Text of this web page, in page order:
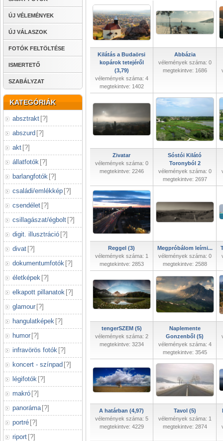
ÚJ VÉLEMÉNYEK
ÚJ VÁLASZOK
FOTÓK FELTÖLTÉSE
ISMERTETŐ
SZABÁLYZAT
KATEGÓRIÁK
absztrakt [?]
abszurd [?]
akt [?]
állatfotók [?]
barlangfotók [?]
családi/emlékkép [?]
csendélet [?]
csillagászat/égbolt [?]
digit. illusztráció [?]
divat [?]
dokumentumfotók [?]
életképek [?]
elkapott pillanatok [?]
glamour [?]
hangulatképek [?]
humor [?]
infravörös fotók [?]
koncert - színpad [?]
légifotók [?]
makró [?]
panoráma [?]
portré [?]
riport [?]
Kilátás a Budaörsi
kopárok tetejéről
(3,79)
vélemények száma: 4
megtekintve: 1402
Abbázia
vélemények száma: 0
megtekintve: 1686
Zivatar
vélemények száma: 0
megtekintve: 2246
Sóstói Kilátó
Toronyból 2
vélemények száma: 0
megtekintve: 2697
Reggel (3)
vélemények száma: 1
megtekintve: 2853
Megpróbálom leírni...
vélemények száma: 0
megtekintve: 2588
tengerSZEM (5)
vélemények száma: 2
megtekintve: 3234
Naplemente
Gonzenből (5)
vélemények száma: 4
megtekintve: 3545
A határban (4,97)
vélemények száma: 5
megtekintve: 4229
Tavol (5)
vélemények száma: 1
megtekintve: 2874